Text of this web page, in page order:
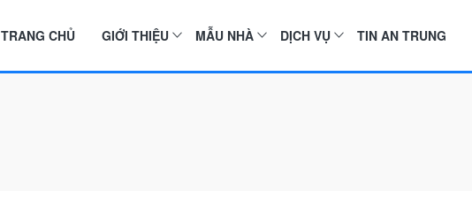
TRANG CHỦ GIỚI THIỆU MẪU NHÀ DỊCH VỤ TIN AN TRUNG